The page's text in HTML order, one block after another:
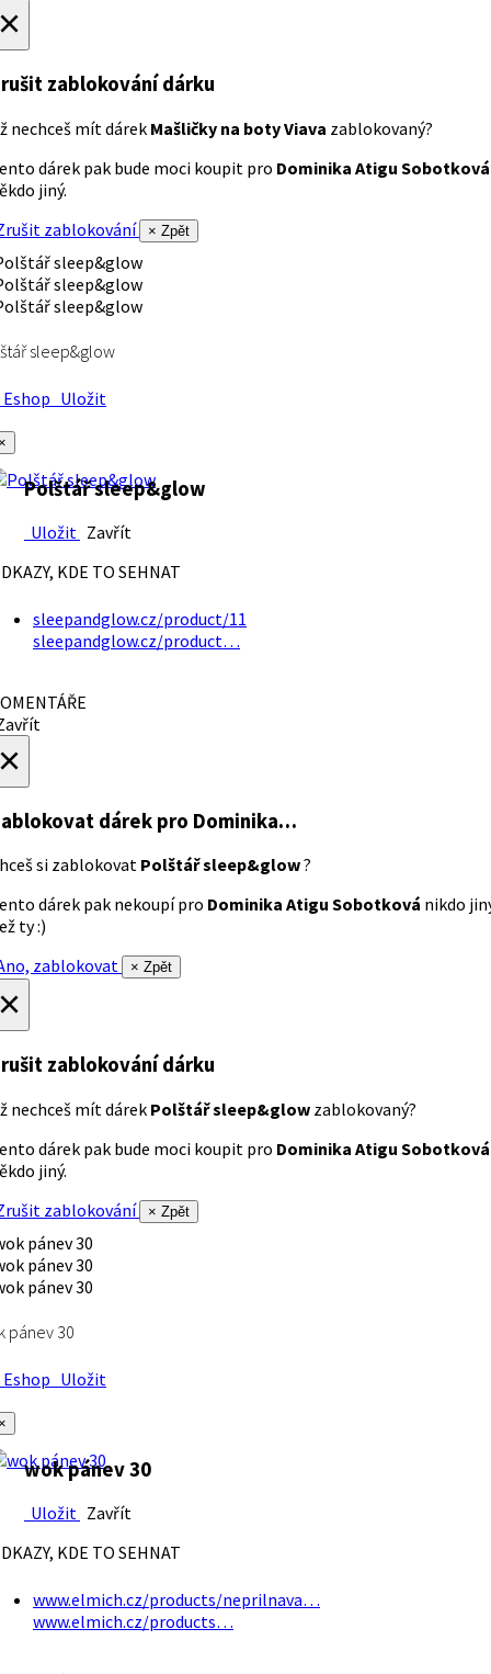
zablokování dárku
nechceš mít dárek Mašličky na boty Viava zablokovaný?
dárek pak bude moci koupit pro Dominika Atigu Sobotková
jiný.
zablokování
× Zpět
sleep&glow
Uložit
Polštář sleep&glow
Uložit Zavřít
KDE TO SEHNAT
sleepandglow.cz/product/11
sleepandglow.cz/product…
dárek pro Dominika…
si zablokovat Polštář sleep&glow?
dárek pak nekoupí pro Dominika Atigu Sobotková nikdo
ty :)
zablokovat
× Zpět
zablokování dárku
nechceš mít dárek Polštář sleep&glow zablokovaný?
dárek pak bude moci koupit pro Dominika Atigu Sobotková
jiný.
zablokování
× Zpět
pánev 30
Uložit
wok pánev 30
Uložit Zavřít
KDE TO SEHNAT
www.elmich.cz/products/neprilnava…
www.elmich.cz/products…